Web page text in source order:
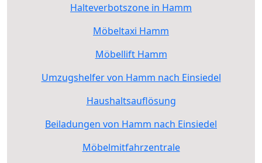
Halteverbotszone in Hamm
Möbeltaxi Hamm
Möbellift Hamm
Umzugshelfer von Hamm nach Einsiedel
Haushaltsauflösung
Beiladungen von Hamm nach Einsiedel
Möbelmitfahrzentrale